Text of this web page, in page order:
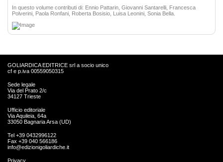
In questo volume contributi di: Ennio Pattarin, Giovanni Santarelli, Francesca
Polverini, Paola Ronfani, Roberta Bosisio, Luisa Leonini, Sonia Bella.
GOLIARDICA EDITRICE srl a socio unico
cf e p.iva 00559050315
Sede legale
Via del Prato 2/c
34127 Trieste
Ufficio editoriale
Via Aquileia, 64a
33050 Bagnaria Arsa (UD)
Tel +39 0432996122
Fax +39 040 566186
info@edizionigoliardiche.it
Privacy